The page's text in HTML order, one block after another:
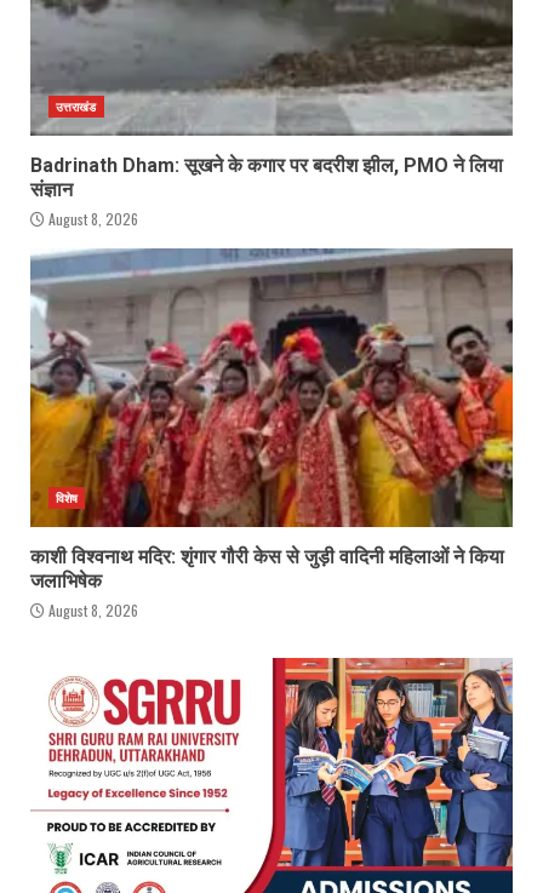
उत्तराखंड
Badrinath Dham: सूखने के कगार पर बदरीश झील, PMO ने लिया
संज्ञान
August 8, 2026
विशेष
काशी विश्वनाथ मदिर: शृंगार गौरी केस से जुड़ी वादिनी महिलाओं ने किया
जलाभिषेक
August 8, 2026